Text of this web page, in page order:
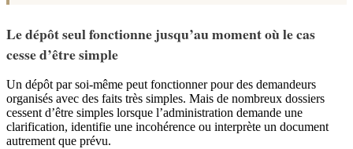
Le dépôt seul fonctionne jusqu’au moment où le cas
cesse d’être simple
Un dépôt par soi-même peut fonctionner pour des demandeurs
organisés avec des faits très simples. Mais de nombreux dossiers
cessent d’être simples lorsque l’administration demande une
clarification, identifie une incohérence ou interprète un document
autrement que prévu.